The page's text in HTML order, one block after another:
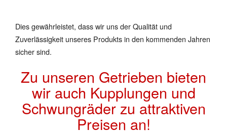
Dies gewährleistet, dass wir uns der Qualität und
Zuverlässigkeit unseres Produkts in den kommenden Jahren
sicher sind.
Zu unseren Getrieben bieten
wir auch Kupplungen und
Schwungräder zu attraktiven
Preisen an!